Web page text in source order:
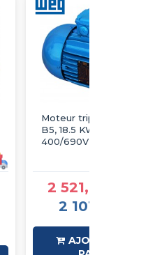
Moteur triphasé WEG
B5, 18.5 KW, 1500 tr/min,
400/690V, IE3, Alu
2 521,87 €TTC
2 101,56 €HT
AJOUTER AU